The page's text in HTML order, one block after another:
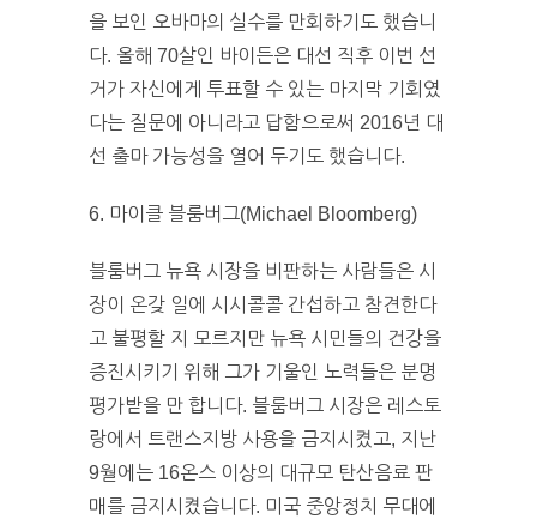
을 보인 오바마의 실수를 만회하기도 했습니
다. 올해 70살인 바이든은 대선 직후 이번 선
거가 자신에게 투표할 수 있는 마지막 기회였
다는 질문에 아니라고 답함으로써 2016년 대
선 출마 가능성을 열어 두기도 했습니다.
6. 마이클 블룸버그(Michael Bloomberg)
블룸버그 뉴욕 시장을 비판하는 사람들은 시
장이 온갖 일에 시시콜콜 간섭하고 참견한다
고 불평할 지 모르지만 뉴욕 시민들의 건강을
증진시키기 위해 그가 기울인 노력들은 분명
평가받을 만 합니다. 블룸버그 시장은 레스토
랑에서 트랜스지방 사용을 금지시켰고, 지난
9월에는 16온스 이상의 대규모 탄산음료 판
매를 금지시켰습니다. 미국 중앙정치 무대에